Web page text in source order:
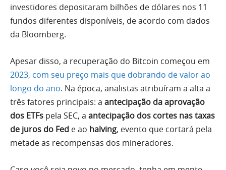
investidores depositaram bilhões de dólares nos 11
fundos diferentes disponíveis, de acordo com dados
da Bloomberg.
Apesar disso, a recuperação do Bitcoin começou em
2023, com seu preço mais que dobrando de valor ao
longo do ano. Na época, analistas atribuíram a alta a
três fatores principais: a antecipação da aprovação
dos ETFs pela SEC, a antecipação dos cortes nas taxas
de juros do Fed e ao halving, evento que cortará pela
metade as recompensas dos mineradores.